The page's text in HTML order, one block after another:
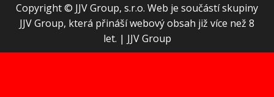
Copyright © JJV Group, s.r.o. Web je součástí skupiny
JJV Group, která přináší webový obsah již více než 8
let. | JJV Group